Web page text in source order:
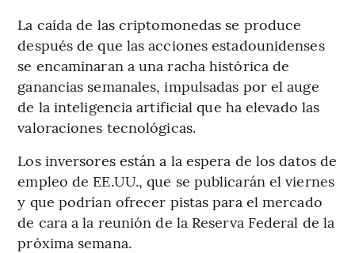
La caída de las criptomonedas se produce
después de que las acciones estadounidenses
se encaminaran a una racha histórica de
ganancias semanales, impulsadas por el auge
de la inteligencia artificial que ha elevado las
valoraciones tecnológicas.
Los inversores están a la espera de los datos de
empleo de EE.UU., que se publicarán el viernes
y que podrían ofrecer pistas para el mercado
de cara a la reunión de la Reserva Federal de la
próxima semana.